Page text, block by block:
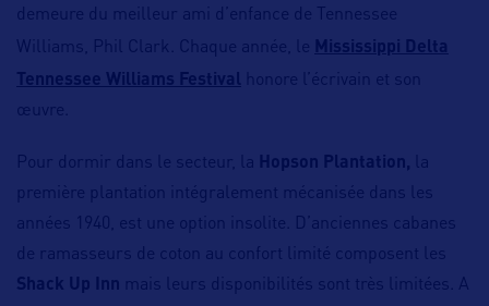
demeure du meilleur ami d’enfance de Tennessee
Williams, Phil Clark. Chaque année, le Mississippi Delta
Tennessee Williams Festival
honore l’écrivain et son
œuvre.
Pour dormir dans le secteur, la Hopson Plantation, la
première plantation intégralement mécanisée dans les
années 1940, est une option insolite. D’anciennes cabanes
de ramasseurs de coton au confort limité composent les
Shack Up Inn mais leurs disponibilités sont très limitées. A